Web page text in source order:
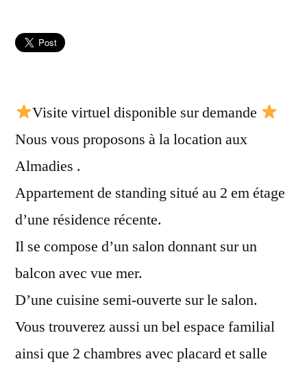
Visite virtuel disponible sur demande
Nous vous proposons à la location aux
Almadies .
Appartement de standing situé au 2 em étage
d’une résidence récente.
Il se compose d’un salon donnant sur un
balcon avec vue mer.
D’une cuisine semi-ouverte sur le salon.
Vous trouverez aussi un bel espace familial
ainsi que 2 chambres avec placard et salle